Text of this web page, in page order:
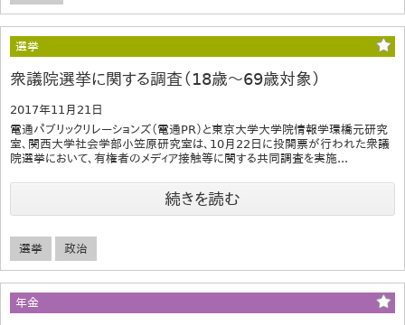
選挙
衆議院選挙に関する調査（18歳～69歳対象）
2017年11月21日
電通パブリックリレーションズ（電通PR）と東京大学大学院情報学環橋元研究
室、関西大学社会学部小笠原研究室は、10月22日に投開票が行われた衆議
院選挙において、有権者のメディア接触等に関する共同調査を実施...
続きを読む
選挙 政治
年金